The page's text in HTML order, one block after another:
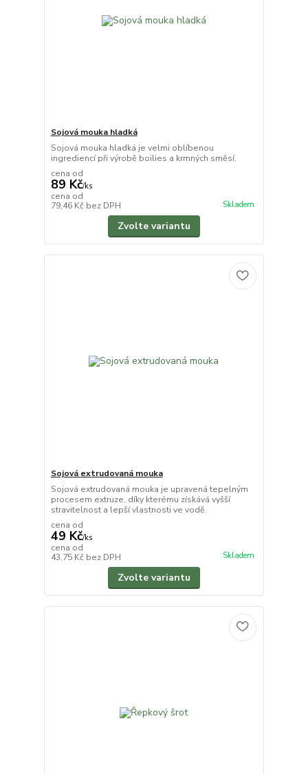
Sojová mouka hladká
Sojová mouka hladká je velmi oblíbenou
ingrediencí při výrobě boilies a krmných směsí.
cena od
89 Kč/ks
cena od
79,46 Kč bez DPH Skladem
Zvolte variantu
Sojová extrudovaná mouka
Sojová extrudovaná mouka je upravená tepelným
procesem extruze, díky kterému získává vyšší
stravitelnost a lepší vlastnosti ve vodě.
cena od
49 Kč/ks
cena od
43,75 Kč bez DPH Skladem
Zvolte variantu